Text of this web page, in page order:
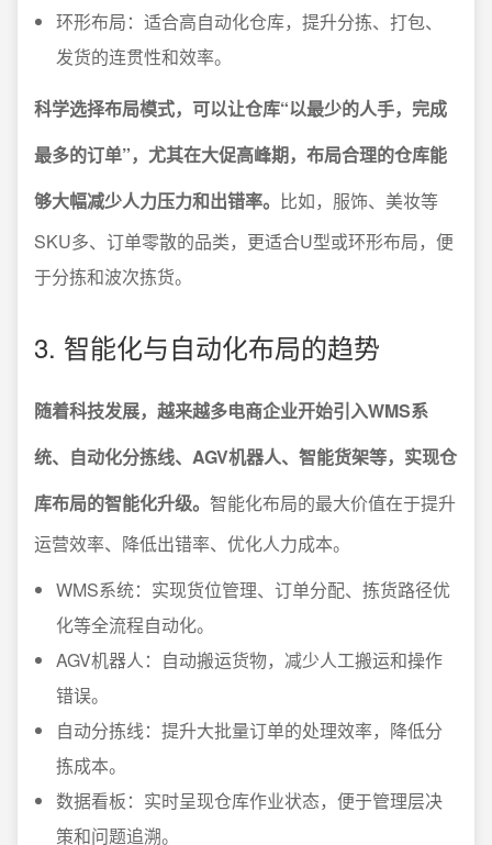
环形布局：适合高自动化仓库，提升分拣、打包、
发货的连贯性和效率。
科学选择布局模式，可以让仓库“以最少的人手，完成
最多的订单”，尤其在大促高峰期，布局合理的仓库能
够大幅减少人力压力和出错率。 比如，服饰、美妆等
SKU多、订单零散的品类，更适合U型或环形布局，便
于分拣和波次拣货。
3. 智能化与自动化布局的趋势
随着科技发展，越来越多电商企业开始引入WMS系
统、自动化分拣线、AGV机器人、智能货架等，实现仓
库布局的智能化升级。 智能化布局的最大价值在于提升
运营效率、降低出错率、优化人力成本。
WMS系统：实现货位管理、订单分配、拣货路径优
化等全流程自动化。
AGV机器人：自动搬运货物，减少人工搬运和操作
错误。
自动分拣线：提升大批量订单的处理效率，降低分
拣成本。
数据看板：实时呈现仓库作业状态，便于管理层决
策和问题追溯。